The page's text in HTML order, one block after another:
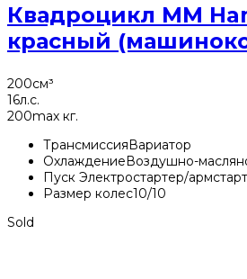
Квадроцикл MM
красный
200см³
16л.с.
200max кг.
ТрансмиссияВариатор
ОхлаждениеВоздушно-
Пуск Электростартер/
Размер колес10/10
Sold